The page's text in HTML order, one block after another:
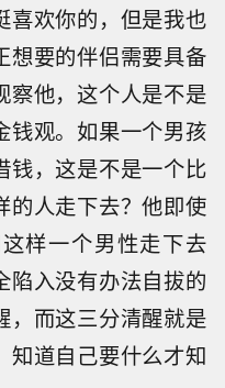
喜欢你的，但是我也
想要的伴侣需要具备
察他，这个人是不是
钱观。如果一个男孩
钱，这是不是一个比
的人走下去？他即使
样一个男性走下去
陷入没有办法自拔的
，而这三分清醒就是
知道自己要什么才知